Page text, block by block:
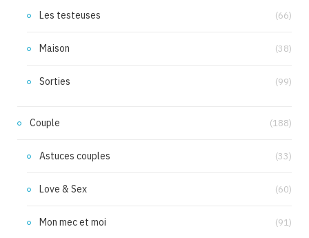
Les testeuses (66)
Maison (38)
Sorties (99)
Couple (188)
Astuces couples (33)
Love & Sex (60)
Mon mec et moi (91)